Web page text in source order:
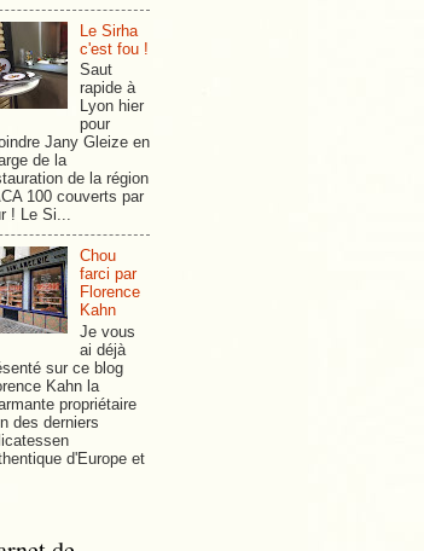
Le Sirha
c'est fou !
Saut
rapide à
Lyon hier
pour
Jany Gleize en
de la
de la région
100 couverts par
! Le Si...
Chou
farci par
Florence
Kahn
Je vous
ai déjà
sur ce blog
Kahn la
propriétaire
des derniers
d'Europe et